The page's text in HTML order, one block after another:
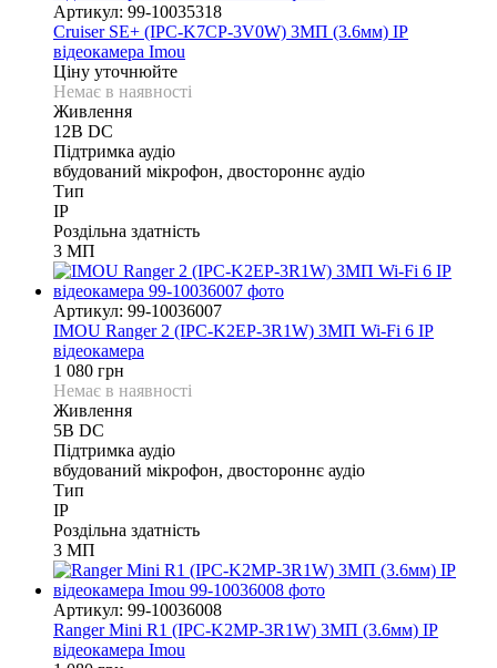
Артикул: 99-10035318
Cruiser SE+ (IPC-K7CP-3V0W) 3МП (3.6мм) IP
відеокамера Imou
Ціну уточнюйте
Немає в наявності
Живлення
12В DС
Підтримка аудіо
вбудований мікрофон, двостороннє аудіо
Тип
IP
Роздільна здатність
3 МП
Артикул: 99-10036007
IMOU Ranger 2 (IPC-K2EP-3R1W) 3МП Wi-Fi 6 IP
відеокамера
1 080 грн
Немає в наявності
Живлення
5В DС
Підтримка аудіо
вбудований мікрофон, двостороннє аудіо
Тип
IP
Роздільна здатність
3 МП
Артикул: 99-10036008
Ranger Mini R1 (IPC-K2MP-3R1W) 3МП (3.6мм) IP
відеокамера Imou